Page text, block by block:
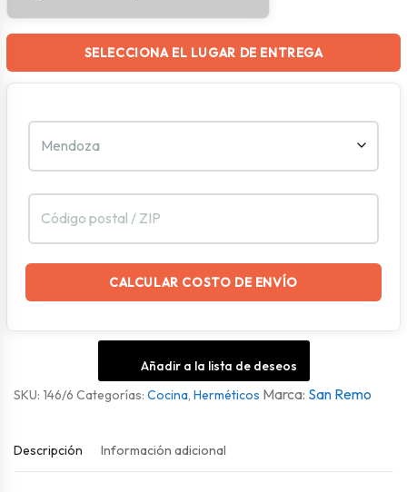
800ml
SELECCIONA EL LUGAR DE ENTREGA
CALCULAR COSTO DE ENVÍO
Añadir a la lista de deseos
SKU: 146/6 Categorías: Cocina Herméticos San Remo
Descripción Información adicional